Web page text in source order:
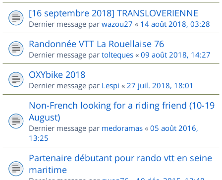
[16 septembre 2018] TRANSLOVERIENNE
Dernier message par wazou27 « 14 août 2018, 03:28
Randonnée VTT La Rouellaise 76
Dernier message par tolteques « 09 août 2018, 14:27
OXYbike 2018
Dernier message par Lespi « 27 juil. 2018, 18:01
Non-French looking for a riding friend (10-19
August)
Dernier message par medoramas « 05 août 2016,
13:25
Partenaire débutant pour rando vtt en seine
maritime